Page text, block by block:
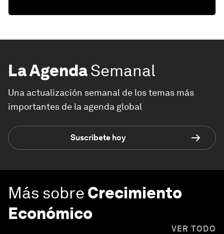
La AgendaSemanal
Una actualización semanal de los temas más
importantes de la agenda global
Suscríbete hoy
Más sobre Crecimiento
Económico
VER TODO